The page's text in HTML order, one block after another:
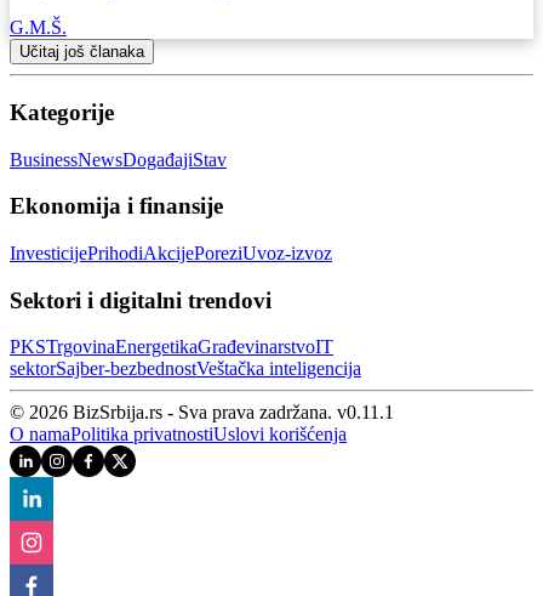
G.M.Š.
Učitaj još članaka
Kategorije
BusinessNewsDogađajiStav
Ekonomija i finansije
InvesticijePrihodiAkcijePoreziUvoz-izvoz
Sektori i digitalni trendovi
PKSTrgovinaEnergetikaGrađevinarstvoIT
sektorSajber‑bezbednostVeštačka inteligencija
© 2026 BizSrbija.rs - Sva prava zadržana. v0.11.1
O namaPolitika privatnostiUslovi korišćenja